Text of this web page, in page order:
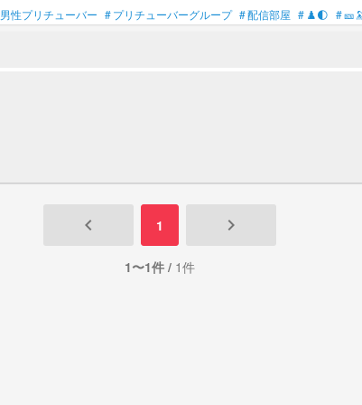
男性プリチューバー #プリチューバーグループ #配信部屋 # ♟️🌓 #
keyboard_arrow_left 1 keyboard_arrow_right
1〜1件 / 1件